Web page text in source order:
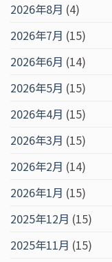
2026年8月 (4)
2026年7月 (15)
2026年6月 (14)
2026年5月 (15)
2026年4月 (15)
2026年3月 (15)
2026年2月 (14)
2026年1月 (15)
2025年12月 (15)
2025年11月 (15)